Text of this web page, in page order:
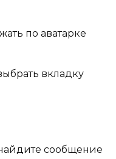
по аватарке
вкладку
сообщение